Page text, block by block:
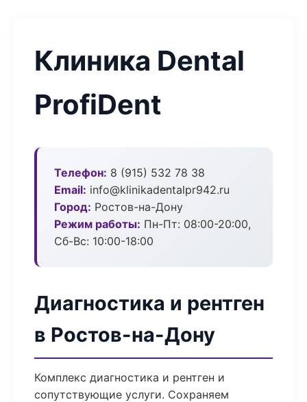
Клиника Dental
ProfiDent
Телефон: 8 (915) 532 78 38
Email: info@klinikadentalpr942.ru
Город: Ростов-на-Дону
Режим работы: Пн-Пт: 08:00-20:00,
Сб-Вс: 10:00-18:00
Диагностика и рентген
в Ростов-на-Дону
Комплекс диагностика и рентген и
сопутствующие услуги. Сохраняем